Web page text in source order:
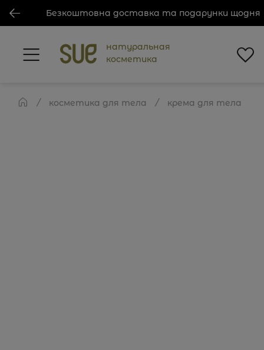
Безкоштовна доставка та подарунки щодня
натуральная
косметика
косметика для тела крема для тела